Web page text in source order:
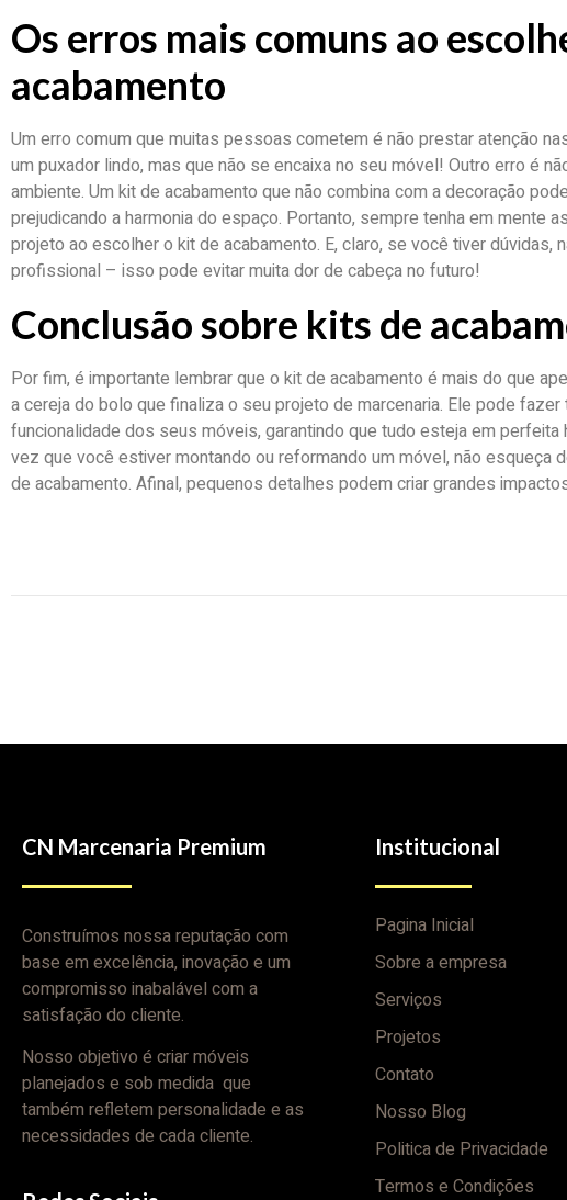
Os erros mais comuns ao
acabamento
Um erro comum que muitas pessoas cometem é não prestar atenção
um puxador lindo, mas que não se encaixa no seu móvel! Outro erro é
ambiente. Um kit de acabamento que não combina com a decoração
prejudicando a harmonia do espaço. Portanto, sempre tenha em mente
projeto ao escolher o kit de acabamento. E, claro, se você tiver dúvidas,
profissional – isso pode evitar muita dor de cabeça no futuro!
Conclusão sobre kits de
Por fim, é importante lembrar que o kit de acabamento é mais do que
a cereja do bolo que finaliza o seu projeto de marcenaria. Ele pode
funcionalidade dos seus móveis, garantindo que tudo esteja em perfeita
vez que você estiver montando ou reformando um móvel, não esqueça
de acabamento. Afinal, pequenos detalhes podem criar grandes
CN Marcenaria Premium
Construímos nossa reputação com
base em excelência, inovação e um
compromisso inabalável com a
satisfação do cliente.
Nosso objetivo é criar móveis
planejados e sob medida que
também refletem personalidade e as
necessidades de cada cliente.
Institucional
Pagina Inicial
Sobre a empresa
Serviços
Projetos
Contato
Nosso Blog
Politica de Privacidade
Termos e Condições